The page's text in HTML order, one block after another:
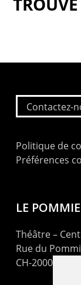
Contactez-
Politique de
Préférences
LE
Théâtre –
Rue du
CH-2000